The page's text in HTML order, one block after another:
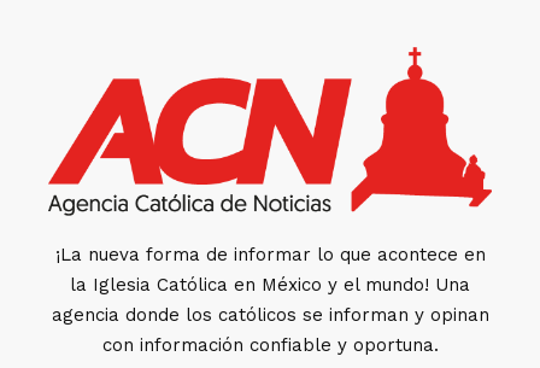
¡La nueva forma de informar lo que acontece en
la Iglesia Católica en México y el mundo! Una
agencia donde los católicos se informan y opinan
con información confiable y oportuna.